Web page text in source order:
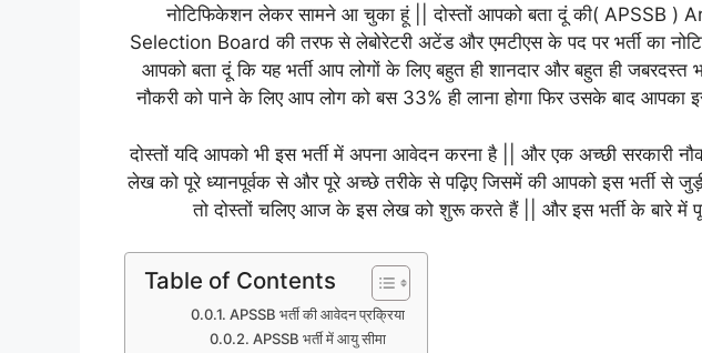
नोटिफिकेशन लेकर सामने आ चुका हूं || दोस्तों आपको बता दूं की( APSSB
Selection Board की तरफ से लेबोरेटरी अटेंड और एमटीएस के पद पर भर्ती का
आपको बता दूं कि यह भर्ती आप लोगों के लिए बहुत ही शानदार और बहुत ही जबरदस्त
नौकरी को पाने के लिए आप लोग को बस 33% ही लाना होगा फिर उसके बाद आपका
दोस्तों यदि आपको भी इस भर्ती में अपना आवेदन करना है || और एक अच्छी सरकारी
लेख को पूरे ध्यानपूर्वक से और पूरे अच्छे तरीके से पढ़िए जिसमें की आपको इस भर्ती से जुड़ी
तो दोस्तों चलिए आज के इस लेख को शुरू करते हैं || और इस भर्ती के बारे में
Table of Contents
APSSB भर्ती की आवेदन प्रक्रिया
APSSB भर्ती में आयु सीमा